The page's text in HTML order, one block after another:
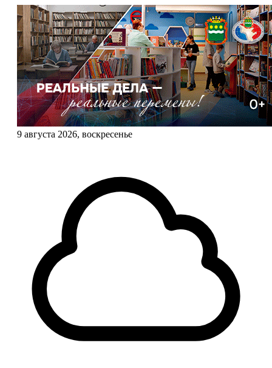
9 августа 2026, воскресенье